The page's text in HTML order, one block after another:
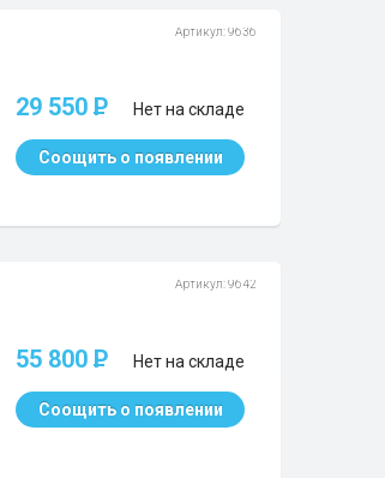
Артикул: 9636
29 550 P Нет на складе
Соощить о появлении
Артикул: 9642
55 800 P Нет на складе
Соощить о появлении